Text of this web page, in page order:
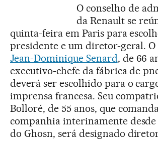
O conselho de
da Renault se
quinta-feira em Paris para
presidente e um diretor-geral. O
Jean-Dominique Senard, de 66
executivo-chefe da fábrica de
deverá ser escolhido para o
imprensa francesa. Seu
Bolloré, de 55 anos, que
companhia interinamente desde
do Ghosn, será designado